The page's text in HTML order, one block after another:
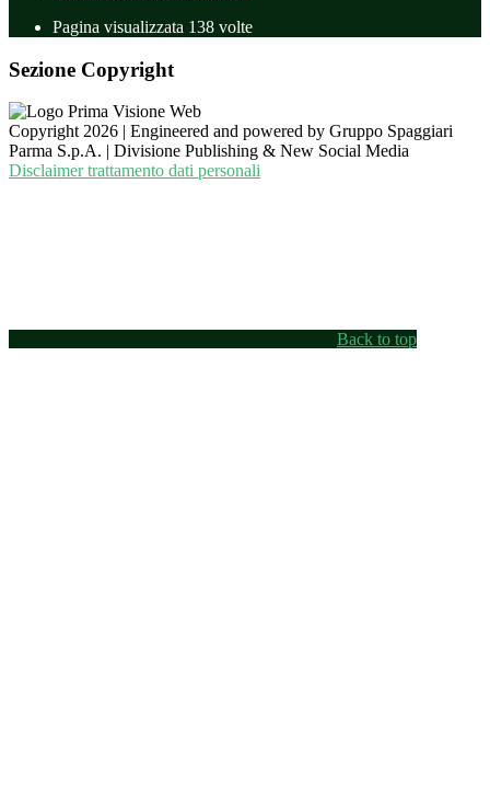
Pagina visualizzata 138 volte
Sezione Copyright
Copyright 2026 | Engineered and powered by Gruppo Spaggiari
Parma S.p.A. | Divisione Publishing & New Social Media
Disclaimer trattamento dati personali
Back to top